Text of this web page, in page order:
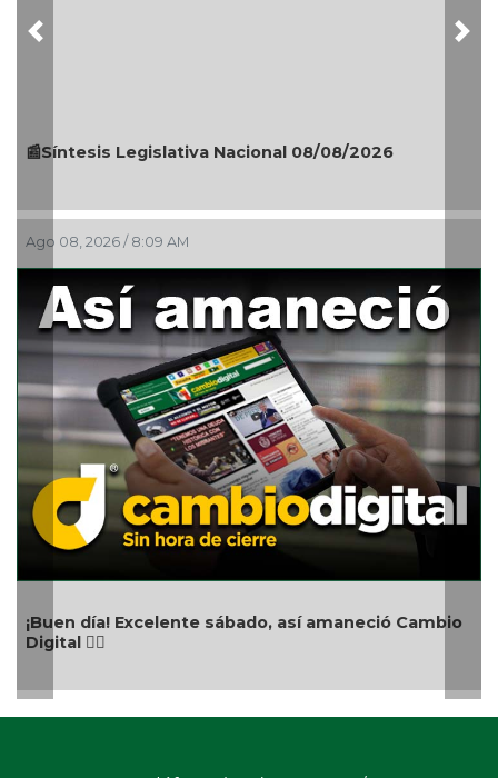
Legislativa Nacional 08/08/2026
08, 2026 / 8:09 AM
día! Excelente sábado, así amaneció Cambio
👍🏻
Previous